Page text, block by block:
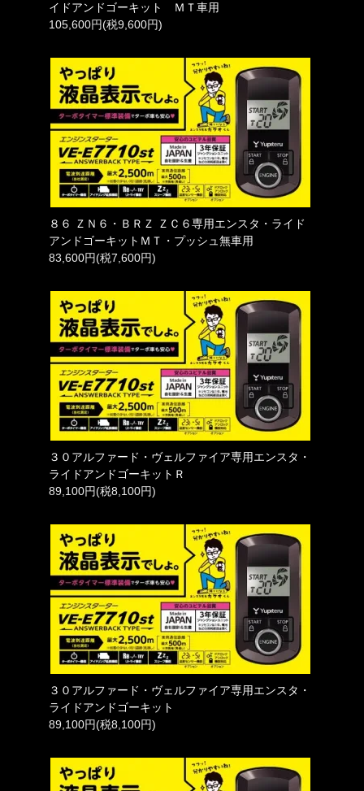
イドアンドゴーキット ＭＴ車用
105,600円(税9,600円)
８６ ＺＮ６・ＢＲＺ ＺＣ６専用エンスタ・ライド
アンドゴーキットＭＴ・プッシュ無車用
83,600円(税7,600円)
３０アルファード・ヴェルファイア専用エンスタ・
ライドアンドゴーキットＲ
89,100円(税8,100円)
３０アルファード・ヴェルファイア専用エンスタ・
ライドアンドゴーキット
89,100円(税8,100円)